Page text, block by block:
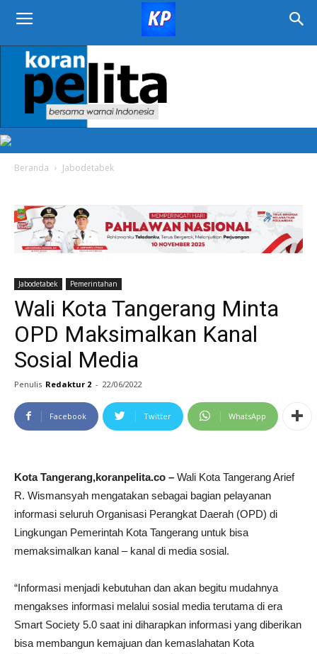
KORAN
PELITA
Beranda Jabodetabek
Jabodetabek Pemerintahan
Wali Kota Tangerang Minta
OPD Maksimalkan Kanal
Sosial Media
Penulis Redaktur 2 - 22/06/2022
Facebook Twitter WhatsApp
Kota Tangerang,koranpelita.co – Wali Kota Tangerang Arief
R. Wismansyah mengatakan sebagai bagian pelayanan
informasi seluruh Organisasi Perangkat Daerah (OPD) di
Lingkungan Pemerintah Kota Tangerang untuk bisa
memaksimalkan kanal – kanal di media sosial.
“Informasi menjadi kebutuhan dan akan begitu mudahnya
mengakses informasi melalui sosial media terutama di era
Smart Society 5.0 saat ini diharapkan informasi yang diberikan
bisa membangun kemajuan dan kemaslahatan Kota